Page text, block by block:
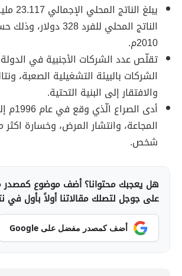
يبلغ
الناتج المحلي للفرد 328
2010م.
تقلّص عدد الشركات الأجنبية في
الشركات بالبيئة التشغيلية الصعبة،
والافتقار إلى البنية التحتية.
أدى
المجاعة، وانتشار المرض، وخسارة
شخص.
هل يعجبك محتوانا؟ أضف موضوع
على جوجل لتصلك مقالاتنا أولاً بأول في
أضف كمصدر مفضل على Google